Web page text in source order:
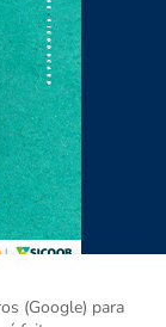
(Google) para